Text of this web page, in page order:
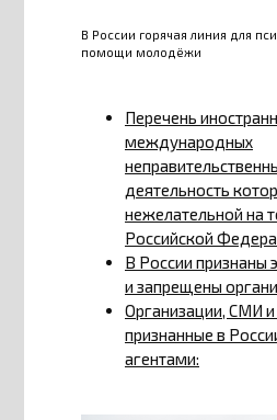
В России горячая линия для
помощи молодёжи
Перечень
международных
деятельность
нежелательной на
Российской
В России признаны
и запрещены
Организации, СМИ
признанные в
агентами: